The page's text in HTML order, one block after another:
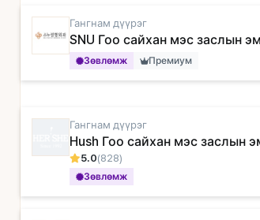
Гангнам дүүрэг
SNU Гоо сайхан мэс заслын
Зөвлөмж Премиум
Гангнам дүүрэг
Hush Гоо сайхан мэс заслын
5.0(828)
Зөвлөмж